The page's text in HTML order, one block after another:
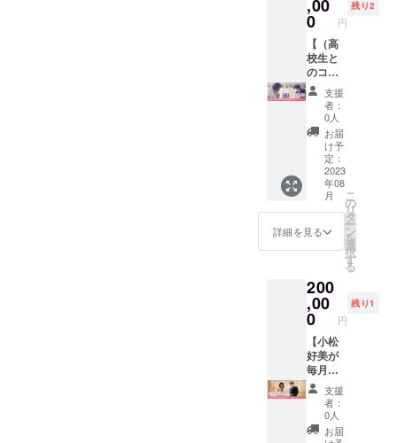
きま
す。 ぜ
ひ高校
生に御
社をア
ピール
し、高
校生の
お話も
聞いて
みてく
ださ
い。 ※
開催日
時はク
ラウド
ファン
後別途
ご連絡
し調整
させて
頂きま
す ※ご
一緒す
る高校
生は最
低5名と
なりま
,00
0 円
残り2
【（高
校生と
のコラ
ボレー
ショ
ン）高
校生が
御社の
商品開
発を手
伝いま
す】 高
校生と
企業タ
イアッ
のトー
タルプ
ロ
デュー
スをさ
せてい
ただき
ます。
※クラウ
ドファ
ンディ
支援
者：
0人
お届
け予
定：
2023
年08
月
詳細を見る
こ
の
リ
タ
ー
ン
を
選
択
す
る
200
,00
0 円
残り1
【小松
好美が
毎月リ
ターン
をお届
けしま
す】 何
支援
者：
0人
お届